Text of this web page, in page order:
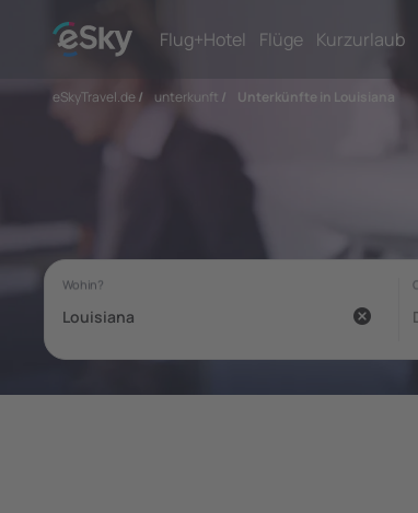
Flug+Hotel Flüge Kurzurlaub
eSkyTravel.de/ unterkunft / Unterkünfte in Louisiana